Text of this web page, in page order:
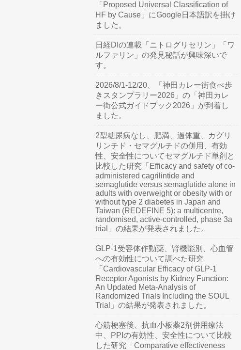
「Proposed Universal Classification of
HF by Cause」にGoogle日本語訳を掛け
ました。
日経DIの連載「ニトログリセリン」「ワ
ルファリン」の発見秘話が興味深いで
す。
2026/8/1-12/20、「神田カレー街食べ歩
きスタンプラリー2026」の「神田カレ
ー街公式ガイドブック2026」が到着し
ました。
2型糖尿病なし、肥満、過体重、カグリ
リンチド・セマグルチドの併用、有効
性、安全性についてセマグルチド単剤と
比較した研究「Efficacy and safety of co-
administered cagrilintide and
semaglutide versus semaglutide alone in
adults with overweight or obesity with or
without type 2 diabetes in Japan and
Taiwan (REDEFINE 5): a multicentre,
randomised, active-controlled, phase 3a
trial」の結果が発表されました。
GLP-1受容体作動薬、腎機能別、心血管
への有効性について調べた研究
「Cardiovascular Efficacy of GLP-1
Receptor Agonists by Kidney Function:
An Updated Meta-Analysis of
Randomized Trials Including the SOUL
Trial」の結果が発表されました。
心筋梗塞後、抗血小板薬2剤併用療法
中、PPIの有効性、安全性について比較
した研究「Comparative effectiveness